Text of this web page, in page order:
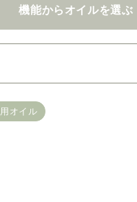
機能からオイルを選ぶ
・機能・種類 の項目ごと
選択はできません。
オイル